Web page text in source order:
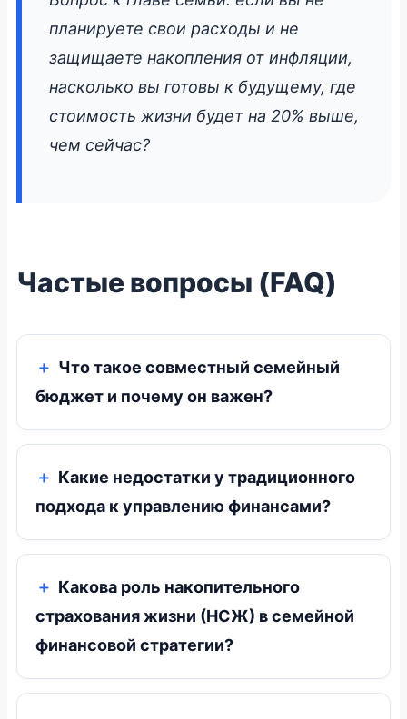
планируете свои расходы и не
защищаете накопления от инфляции,
насколько вы готовы к будущему, где
стоимость жизни будет на 20% выше,
чем сейчас?
Частые вопросы (FAQ)
Что такое совместный семейный
бюджет и почему он важен?
Какие недостатки у традиционного
подхода к управлению финансами?
Какова роль накопительного
страхования жизни (НСЖ) в семейной
финансовой стратегии?